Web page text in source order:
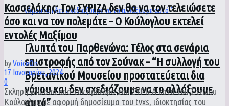
Γλυπτά του Παρθενώνα: Τέλος στα σενάρια
επιστροφής από τον Σούνακ – “Η συλλογή του
Βρετανικού Μουσείου προστατεύεται δια
νόμου και δεν σχεδιάζουμε να το αλλάξουμε
αυτό”
Κασσελάκης: Τον ΣΥΡΙΖΑ δεν θα να τον τελειώσετε
όσο και να τον πολεμάτε – Ο Κούλογλου εκτελεί
εντολές Μαξίμου
byVoiceOn
17 Ιανουαρίου, 2024
0
Σκληρή γλώσσα από τον πρόεδρο του ΣΥΡΙΖΑ κατά του Στέλιου
Κούλογλου με αφορμή δημοσίευμα του tvxs, ιδιοκτησίας του